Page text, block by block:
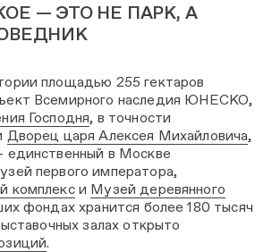
— ЭТО НЕ ПАРК, А
площадью 255 гектаров
Всемирного наследия ЮНЕСКО,
Господня, в точности
Дворец царя Алексея Михайловича,
единственный в Москве
первого императора,
комплекси Музей деревянного
фондах хранится более 180 тысяч
залах открыто
.